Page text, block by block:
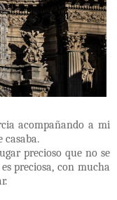
acompañando a mi
casaba.
precioso que no se
preciosa, con mucha